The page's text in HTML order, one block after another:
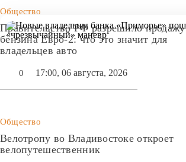
Общество
Правительство РФ разрешило продажу
бензина Евро-2: что это значит для
владельцев авто
0 17:00, 06 августа, 2026
Общество
Велотропу во Владивостоке откроет
велопутешественник